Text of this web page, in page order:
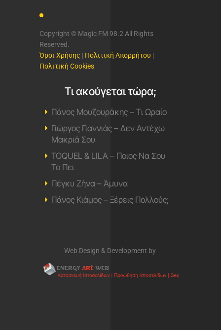
Copyright © Magic FM 98.2 All Rights
Reserved.
Όροι Χρήσης | Πολιτική Απορρήτου |
Πολιτική Cookies
Τι ακούγεται τώρα;
Πάνος Μουζουράκης – Τι Ωραίο
Γιώργος Γιαννιάς – Δεν Αντέχω
Μακριά Σου
TOQUEL & LILA – Ποιος Να Σου
Το Πει
Πέγκυ Ζήνα – Άμυνα
Πάνος Κιάμος – Ξέρεις Πολλούς;
Web Design & Development by